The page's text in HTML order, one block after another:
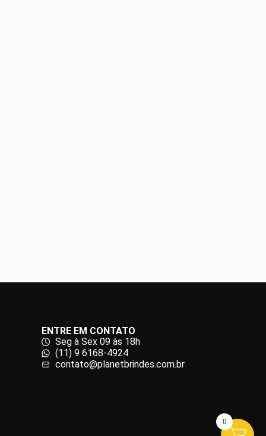
ENTRE EM CONTATO
Seg à Sex 09 às 18h
(11) 9 6168-4924
contato@planetbrindes.com.br
0